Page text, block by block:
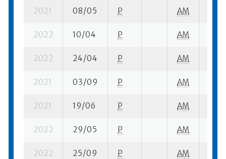
2021 08/05 P AM
2022 10/04 P AM
2022 24/04 P AM
2021 03/09 P AM
2021 19/06 P AM
2022 29/05 P AM
2022 25/09 P AM